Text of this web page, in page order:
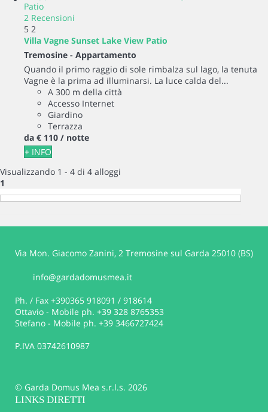
2 Recensioni
5 2
Villa Vagne Sunset Lake View Patio
Tremosine - Appartamento
Quando il primo raggio di sole rimbalza sul lago, la tenuta
Vagne è la prima ad illuminarsi. La luce calda del...
A 300 m della città
Accesso Internet
Giardino
Terrazza
da € 110 / notte
+ INFO
Visualizzando 1 - 4 di 4 alloggi
1
Via Mon. Giacomo Zanini, 2 Tremosine sul Garda 25010 (BS)
info@gardadomusmea.it
Ph. / Fax +390365 918091 / 918614
Ottavio - Mobile ph. +39 328 8765353
Stefano - Mobile ph. +39 3466727424
P.IVA 03742610987
© Garda Domus Mea s.r.l.s. 2026
LINKS DIRETTI